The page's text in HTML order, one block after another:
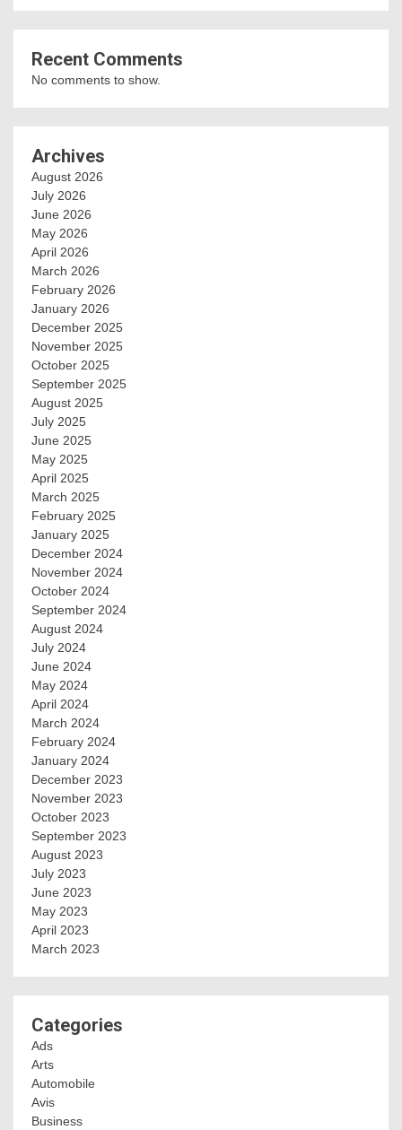
Recent Comments
No comments to show.
Archives
August 2026
July 2026
June 2026
May 2026
April 2026
March 2026
February 2026
January 2026
December 2025
November 2025
October 2025
September 2025
August 2025
July 2025
June 2025
May 2025
April 2025
March 2025
February 2025
January 2025
December 2024
November 2024
October 2024
September 2024
August 2024
July 2024
June 2024
May 2024
April 2024
March 2024
February 2024
January 2024
December 2023
November 2023
October 2023
September 2023
August 2023
July 2023
June 2023
May 2023
April 2023
March 2023
Categories
Ads
Arts
Automobile
Avis
Business